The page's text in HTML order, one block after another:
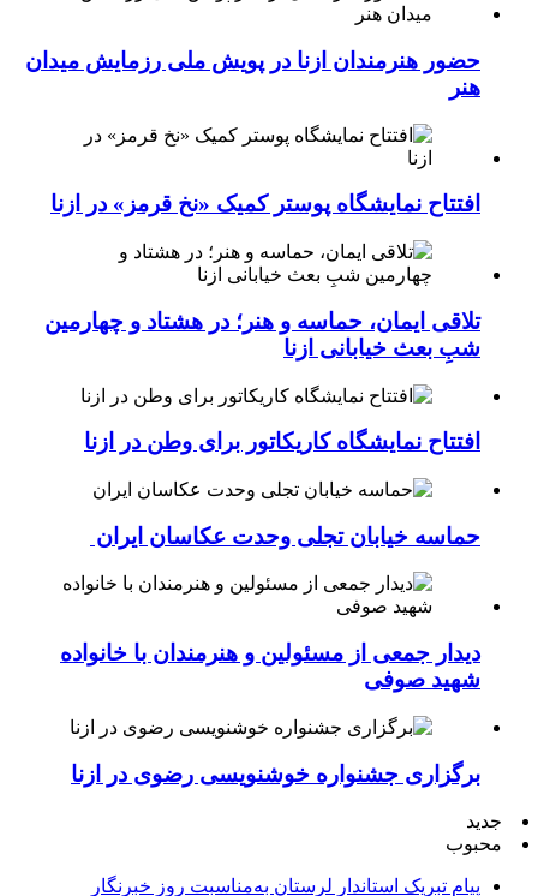
حضور هنرمندان ازنا در پویش ملی رزمایش میدان
هنر
افتتاح نمایشگاه پوستر کمیک «نخ قرمز» در ازنا
تلاقی ایمان، حماسه و هنر؛ در هشتاد و چهارمین
شبِ بعث خیابانی ازنا
افتتاح نمایشگاه کاریکاتور برای وطن در ازنا
حماسه خیابان تجلی وحدت عکاسان ایران
دیدار جمعی از مسئولین و هنرمندان با خانواده
شهید صوفی
برگزاری جشنواره خوشنویسی رضوی در ازنا
جدید
محبوب
پیام تبریک استاندار لرستان به‌مناسبت روز خبرنگار